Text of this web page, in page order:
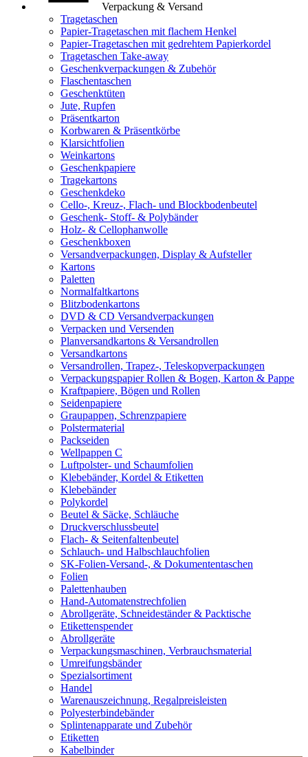
Verpackung & Versand
Tragetaschen
Papier-Tragetaschen mit flachem Henkel
Papier-Tragetaschen mit gedrehtem Papierkordel
Tragetaschen Take-away
Geschenkverpackungen & Zubehör
Flaschentaschen
Geschenktüten
Jute, Rupfen
Präsentkarton
Korbwaren & Präsentkörbe
Klarsichtfolien
Weinkartons
Geschenkpapiere
Tragekartons
Geschenkdeko
Cello-, Kreuz-, Flach- und Blockbodenbeutel
Geschenk- Stoff- & Polybänder
Holz- & Cellophanwolle
Geschenkboxen
Versandverpackungen, Display & Aufsteller
Kartons
Paletten
Normalfaltkartons
Blitzbodenkartons
DVD & CD Versandverpackungen
Verpacken und Versenden
Planversandkartons & Versandrollen
Versandkartons
Versandrollen, Trapez-, Teleskopverpackungen
Verpackungspapier Rollen & Bogen, Karton & Pappe
Kraftpapiere, Bögen und Rollen
Seidenpapiere
Graupappen, Schrenzpapiere
Polstermaterial
Packseiden
Wellpappen C
Luftpolster- und Schaumfolien
Klebebänder, Kordel & Etiketten
Klebebänder
Polykordel
Beutel & Säcke, Schläuche
Druckverschlussbeutel
Flach- & Seitenfaltenbeutel
Schlauch- und Halbschlauchfolien
SK-Folien-Versand-, & Dokumententaschen
Folien
Palettenhauben
Hand-Automatenstrechfolien
Abrollgeräte, Schneideständer & Packtische
Etikettenspender
Abrollgeräte
Verpackungsmaschinen, Verbrauchsmaterial
Umreifungsbänder
Spezialsortiment
Handel
Warenauszeichnung, Regalpreisleisten
Polyesterbindebänder
Splintenapparate und Zubehör
Etiketten
Kabelbinder